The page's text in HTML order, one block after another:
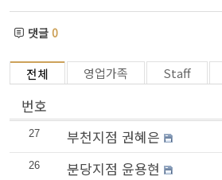
댓글 0
전체 영업가족 Staff
번호
27 부천지점 권혜은
26 분당지점 윤용현